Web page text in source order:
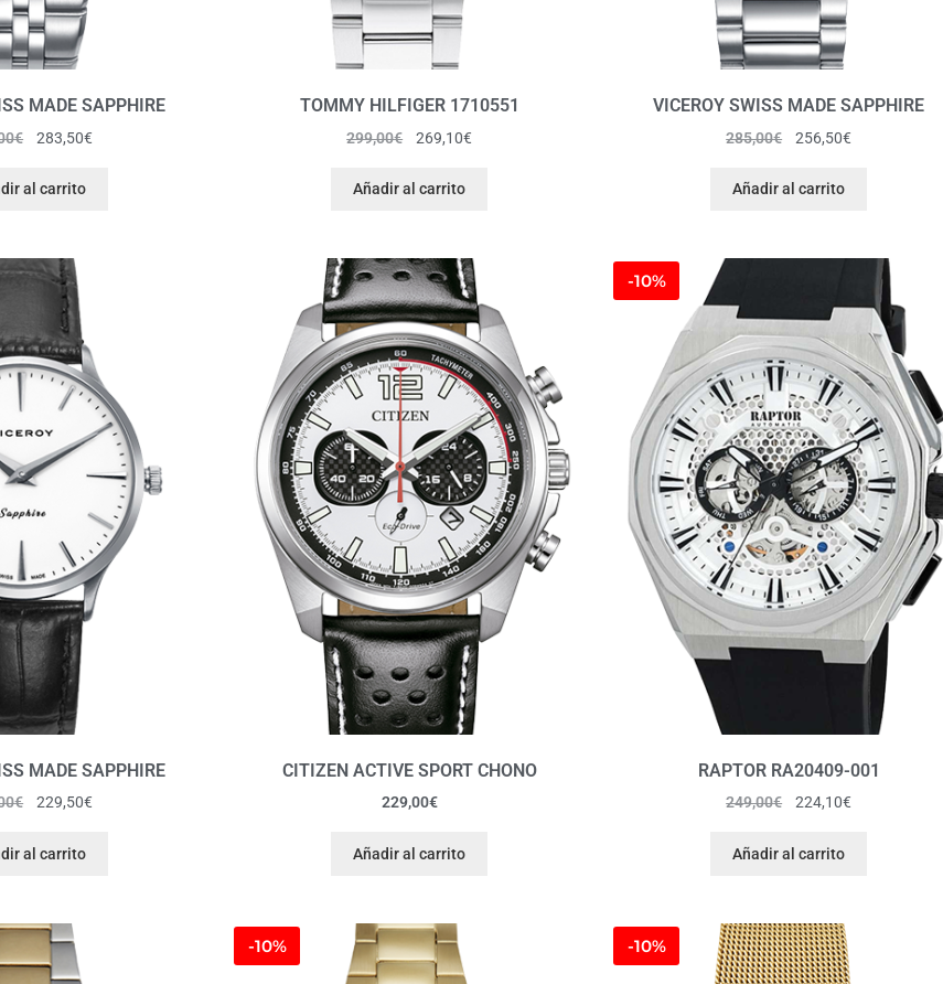
MADE SAPPHIRE
€ 283,50€
al carrito
TOMMY HILFIGER 1710551
299,00€ 269,10€
Añadir al carrito
VICEROY SWISS MADE SAPPHIRE
285,00€ 256,50€
Añadir al carrito
MADE SAPPHIRE
€ 229,50€
al carrito
CITIZEN ACTIVE SPORT CHONO
229,00€
Añadir al carrito
-10%
RAPTOR RA20409-001
249,00€ 224,10€
Añadir al carrito
-10% -10%